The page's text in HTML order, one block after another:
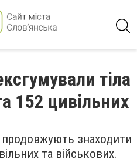
тіла
152 цивільних
знаходити
та військових.